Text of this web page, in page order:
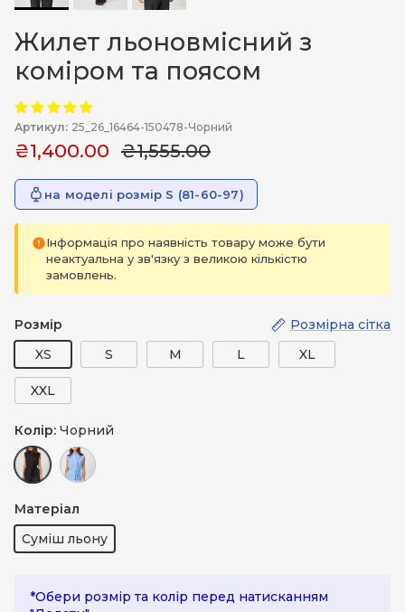
Жилет льоновмісний з
коміром та поясом
Артикул: 25_26_16464-150478-Чорний
₴1,400.00 ₴1,555.00
на моделі розмір S (81-60-97)
Інформація про наявність товару може бути
неактуальна у зв'язку з великою кількістю
замовлень.
Розмір
Розмірна сітка
XS
S M L XL
XXL
Колір: Чорний
Матеріал
Суміш льону
*Обери розмір та колір перед натисканням